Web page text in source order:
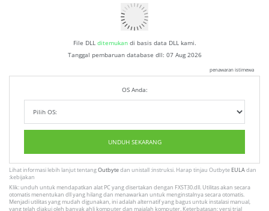
File DLL ditemukandi basis data DLL kami.
Tanggal pembaruan database dll: 07 Aug 2026
penawaran istimewa
OS Anda:
UNDUH SEKARANG
Lihat informasi lebih lanjut tentangOutbytedan unistall :instruksi. Harap tinjau Outbyte EULAdan
:kebijakan
Klik: unduh untuk mendapatkan alat PC yang disertakan dengan FXST30.dll. Utilitas akan secara
otomatis menentukan dll yang hilang dan menawarkan untuk menginstalnya secara otomatis.
Menjadi utilitas yang mudah digunakan, ini adalah alternatif yang bagus untuk instalasi manual,
yang telah diakui oleh banyak ahli komputer dan majalah komputer. Keterbatasan: versi trial